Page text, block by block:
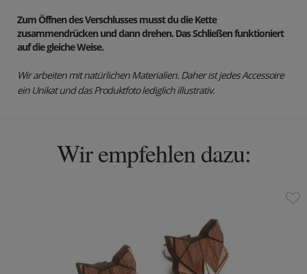
Zum Öffnen des Verschlusses musst du die Kette
zusammendrücken und dann drehen. Das Schließen funktioniert
auf die gleiche Weise.
Wir arbeiten mit natürlichen Materialien. Daher ist jedes Accessoire
ein Unikat und das Produktfoto lediglich illustrativ.
Wir empfehlen dazu: